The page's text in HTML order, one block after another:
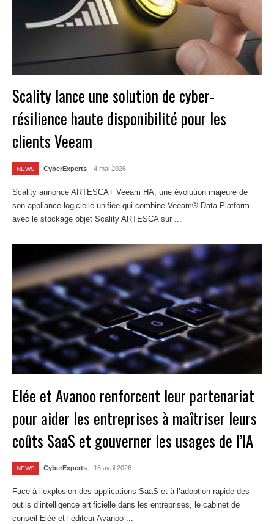
Scality lance une solution de cyber-
résilience haute disponibilité pour les
clients Veeam
NEWS CyberExperts - 4 mai 2026
Scality annonce ARTESCA+ Veeam HA, une évolution majeure de
son appliance logicielle unifiée qui combine Veeam® Data Platform
avec le stockage objet Scality ARTESCA sur ...
Elée et Avanoo renforcent leur partenariat
pour aider les entreprises à maîtriser leurs
coûts SaaS et gouverner les usages de l’IA
NEWS CyberExperts - 16 avril 2026
Face à l’explosion des applications SaaS et à l’adoption rapide des
outils d’intelligence artificielle dans les entreprises, le cabinet de
conseil Elée et l’éditeur Avanoo ...